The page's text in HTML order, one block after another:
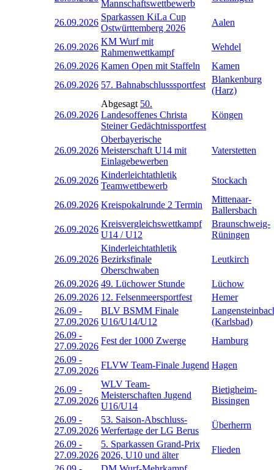
Mannschaftswettbewerb
26.09.2026
Sparkassen KiLa Cup
Ostwürttemberg 2026
Aalen
26.09.2026
KM Wurf mit
Rahmenwettkampf
Wehdel
26.09.2026 Kamen Open mit Staffeln
Kamen
26.09.2026 57. Bahnabschlusssportfest
Blankenburg
(Harz)
26.09.2026
Abgesagt 50.
Landesoffenes Christa
Steiner Gedächtnissportfest
Köngen
26.09.2026
Oberbayerische
Meisterschaft U14 mit
Einlagebewerben
Vaterstetten
26.09.2026
Kinderleichtathletik
Teamwettbewerb
Stockach
26.09.2026 Kreispokalrunde 2 Termin
Mittenaar-
Ballersbach
26.09.2026
Kreisvergleichswettkampf
U14 / U12
Braunschweig-
Rüningen
26.09.2026
Kinderleichtathletik
Bezirksfinale
Oberschwaben
Leutkirch
26.09.2026 49. Lüchower Stunde
Lüchow
26.09.2026 12. Felsenmeersportfest
Hemer
26.09 -
27.09.2026
BLV BSMM Finale
U16/U14/U12
(Karlsbad)
26.09 -
27.09.2026
Fest der 1000 Zwerge
Hamburg
26.09 -
27.09.2026
FLVW Team-Finale Jugend Hagen
26.09 -
27.09.2026
WLV Team-
Meisterschaften Jugend
U16/U14
Bietigheim-
Bissingen
26.09 -
27.09.2026
53. Saison-Abschluss-
Werfertage der LG Berus
Überherrn
26.09 -
27.09.2026
5. Sparkassen Grand-Prix
2026, U10 und älter
Flieden